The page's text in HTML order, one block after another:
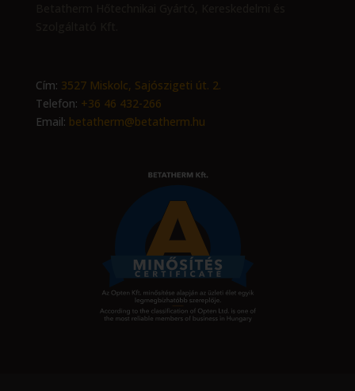
Cím: 3527 Miskolc, Sajószigeti út. 2.
Telefon: +36 46 432-266
Email: betatherm@betatherm.hu